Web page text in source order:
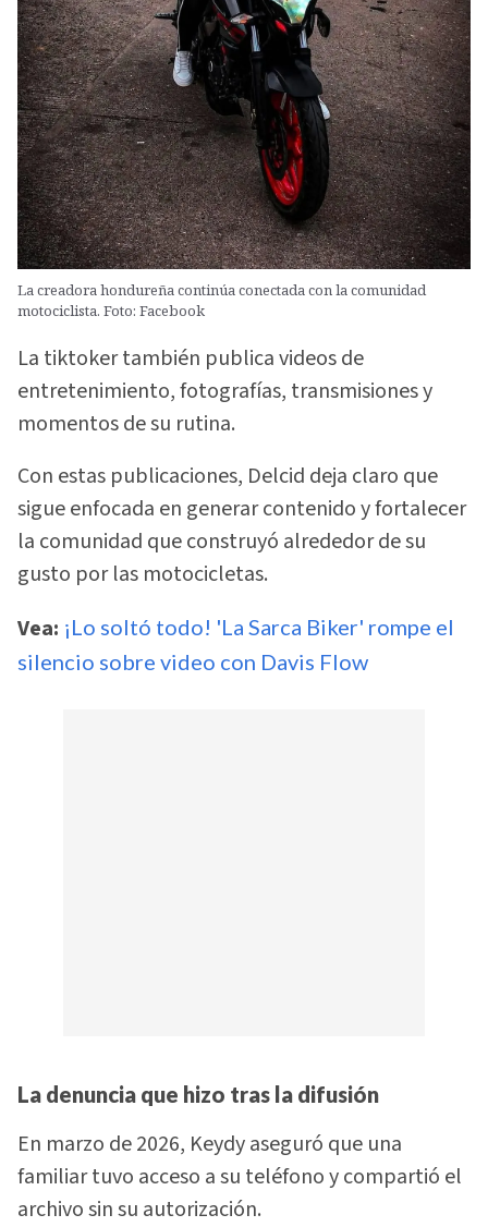
La creadora hondureña continúa conectada con la comunidad
motociclista. Foto: Facebook
La tiktoker también publica videos de
entretenimiento, fotografías, transmisiones y
momentos de su rutina.
Con estas publicaciones, Delcid deja claro que
sigue enfocada en generar contenido y fortalecer
la comunidad que construyó alrededor de su
gusto por las motocicletas.
Vea: ¡Lo soltó todo! 'La Sarca Biker' rompe el
silencio sobre video con Davis Flow
La denuncia que hizo tras la difusión
En marzo de 2026, Keydy aseguró que una
familiar tuvo acceso a su teléfono y compartió el
archivo sin su autorización.